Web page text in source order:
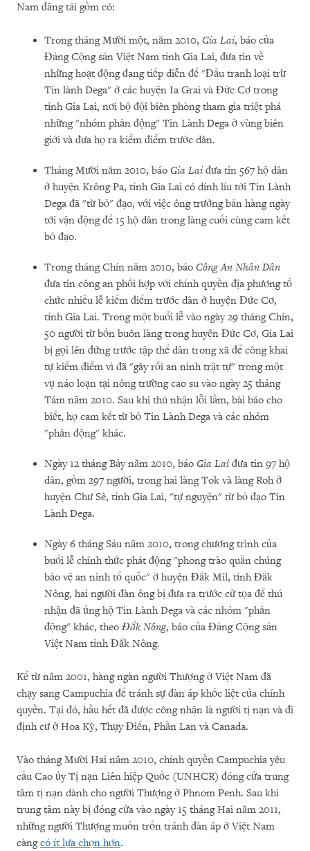
Nam đăng tải gồm có:
Trong tháng Mười một, năm 2010, Gia Lai, báo của
Đảng Cộng sản Việt Nam tỉnh Gia Lai, đưa tin về
những hoạt động đang tiếp diễn để "Đấu tranh loại trừ
Tin lành Dega" ở các huyện Ia Grai và Đức Cơ trong
tỉnh Gia Lai, nơi bộ đội biên phòng tham gia triệt phá
những "nhóm phản động" Tin Lành Dega ở vùng biên
giới và đưa họ ra kiểm điểm trước dân.
Tháng Mười năm 2010, báo Gia Laiđưa tin 567 hộ dân
ở huyện Krông Pa, tỉnh Gia Lai có dính líu tới Tin Lành
Dega đã "từ bỏ" đạo, với việc ông trưởng bản hàng ngày
tới vận động để 15 hộ dân trong làng cuối cùng cam kết
bỏ đạo.
Trong tháng Chín năm 2010, báo Công An Nhân Dân
đưa tin công an phối hợp với chính quyền địa phương tổ
chức nhiều lễ kiểm điểm trước dân ở huyện Đức Cơ,
tỉnh Gia Lai. Trong một buổi lễ vào ngày 29 tháng Chín,
50 người từ bốn buôn làng trong huyện Đức Cơ, Gia Lai
bị gọi lên đứng trước tập thể dân trong xã để công khai
tự kiểm điểm vì đã "gây rối an ninh trật tự" trong một
vụ náo loạn tại nông trường cao su vào ngày 25 tháng
Tám năm 2010. Sau khi thú nhận lỗi lầm, bài báo cho
biết, họ cam kết từ bỏ Tin Lành Dega và các nhóm
"phản động" khác.
Ngày 12 tháng Bảy năm 2010, báo Gia Laiđưa tin 97 hộ
dân, gồm 297 người, trong hai làng Tok và làng Roh ở
huyện Chư Sê, tỉnh Gia Lai, "tự nguyện" từ bỏ đạo Tin
Lành Dega.
Ngày 6 tháng Sáu năm 2010, trong chương trình của
buổi lễ chính thức phát động "phong trào quần chúng
bảo vệ an ninh tổ quốc" ở huyện Đắk Mil, tỉnh Đắk
Nông, hai người đàn ông bị đưa ra trước cử tọa để thú
nhận đã ủng hộ Tin Lành Dega và các nhóm "phản
động" khác, theo Đắk Nông, báo của Đảng Cộng sản
Việt Nam tỉnh Đắk Nông.
Kể từ năm 2001, hàng ngàn người Thượng ở Việt Nam đã
chạy sang Campuchia để tránh sự đàn áp khốc liệt của chính
quyền. Tại đó, hầu hết đã được công nhận là người tị nạn và đi
định cư ở Hoa Kỳ, Thụy Điển, Phần Lan và Canada.
Vào tháng Mười Hai năm 2010, chính quyền Campuchia yêu
cầu Cao ủy Tị nạn Liên hiệp Quốc (UNHCR) đóng cửa trung
tâm tị nạn dành cho người Thượng ở Phnom Penh. Sau khi
trung tâm này bị đóng cửa vào ngày 15 tháng Hai năm 2011,
những người Thượng muốn trốn tránh đàn áp ở Việt Nam
càngcó ít lựa chọn hơn.